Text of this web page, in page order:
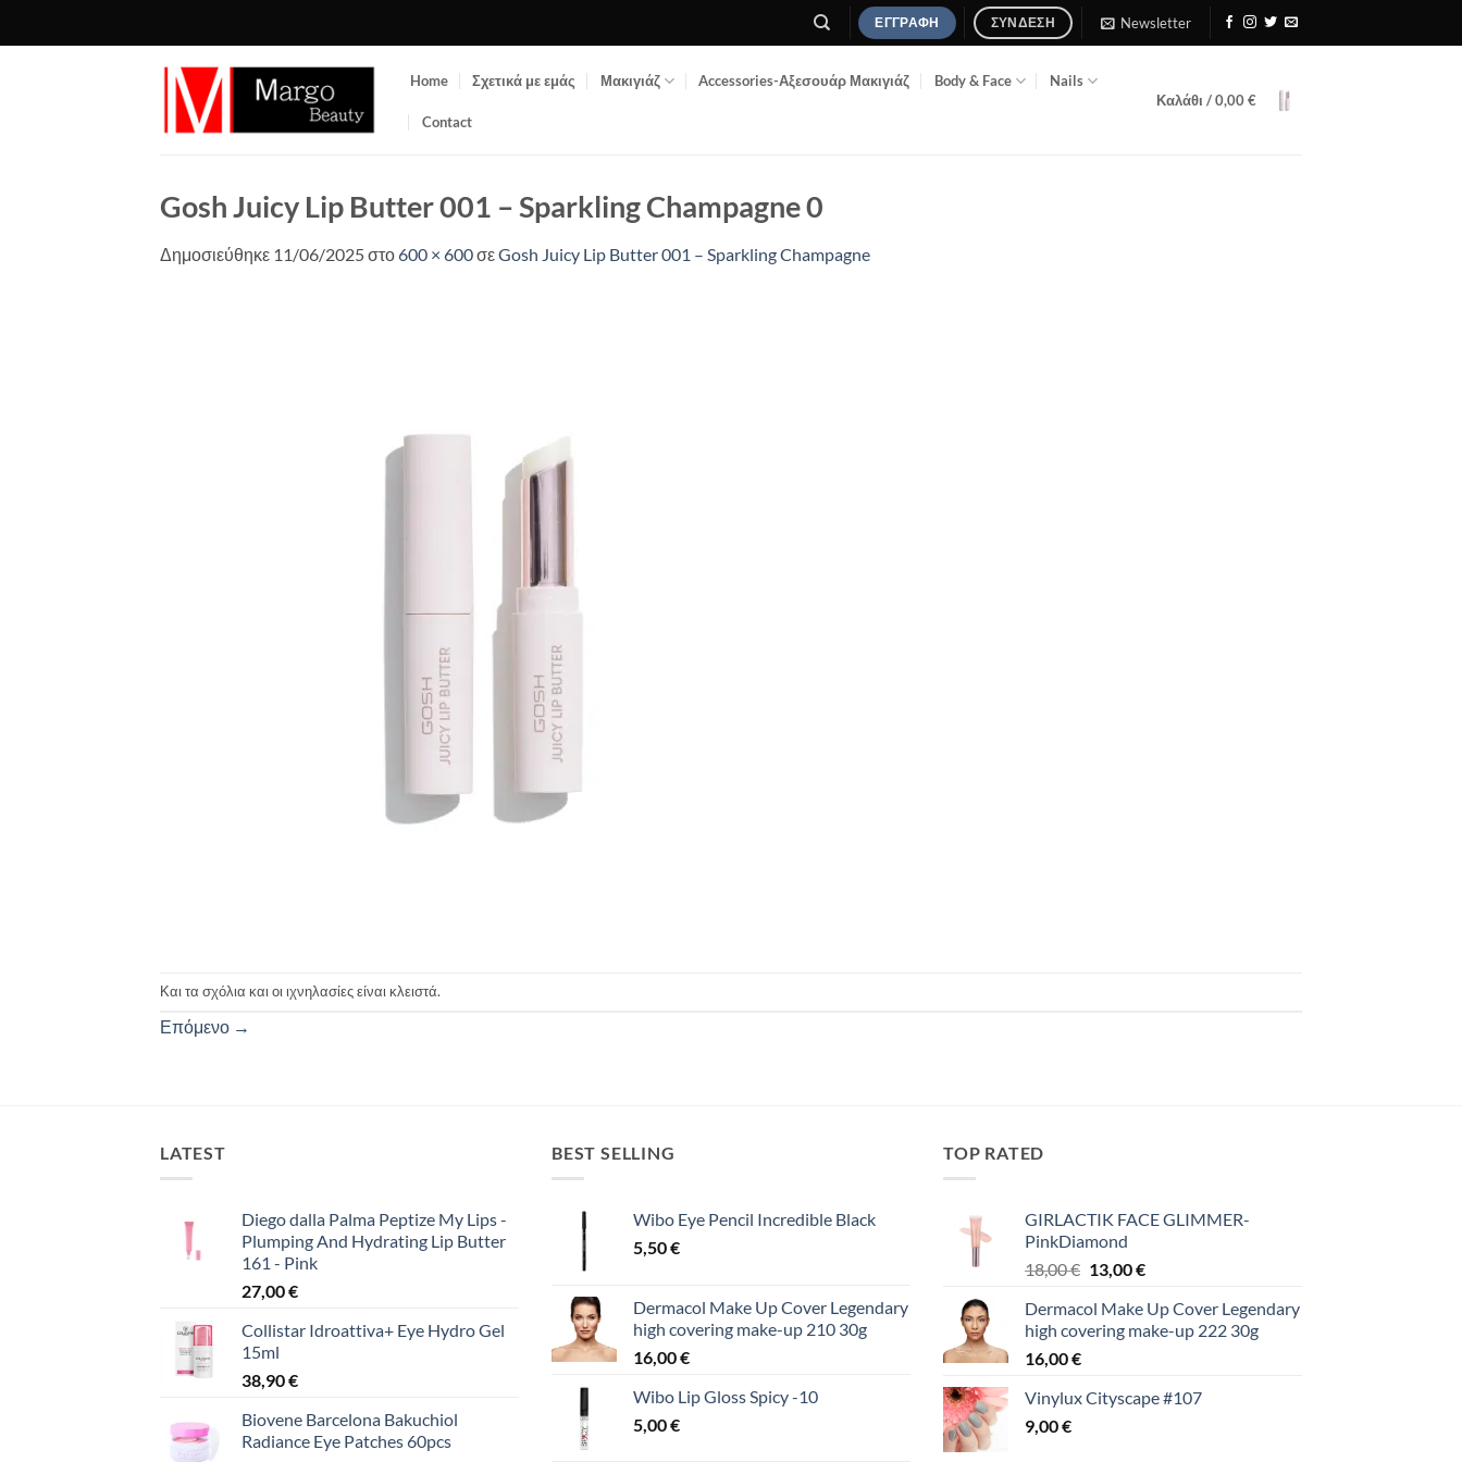
ΕΓΓΡΑΦΉ ΣΎΝΔΕΣΗ Newsletter
Home Σχετικά με εμάς Μακιγιάζ Accessories-Αξεσουάρ Μακιγιάζ Body & Face Nails
Contact
Καλάθι /0,00€
Gosh Juicy Lip Butter 001 – Sparkling Champagne 0
Δημοσιεύθηκε 11/06/2025στο600 × 600σεGosh Juicy Lip Butter 001 – Sparkling Champagne
Και τα σχόλια και οι ιχνηλασίες είναι κλειστά.
Επόμενο →
LATEST
Diego dalla Palma Peptize My Lips -
Plumping And Hydrating Lip Butter
161 - Pink
27,00€
Collistar Idroattiva+ Eye Hydro Gel
15ml
38,90€
Biovene Barcelona Bakuchiol
Radiance Eye Patches 60pcs
BEST SELLING
Wibo Eye Pencil Incredible Black
5,50€
Dermacol Make Up Cover Legendary
high covering make-up 210 30g
16,00€
Wibo Lip Gloss Spicy -10
5,00€
TOP RATED
GIRLACTIK FACE GLIMMER-
PinkDiamond
18,00€ Original
was:
18,00 €.
13,00€Η
τιμή
είναι:
Dermacol Make Up Cover Legendary
high covering make-up 222 30g
16,00€
Vinylux Cityscape #107
9,00€